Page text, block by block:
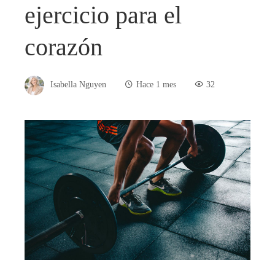
ejercicio para el
corazón
Isabella Nguyen Hace 1 mes 32